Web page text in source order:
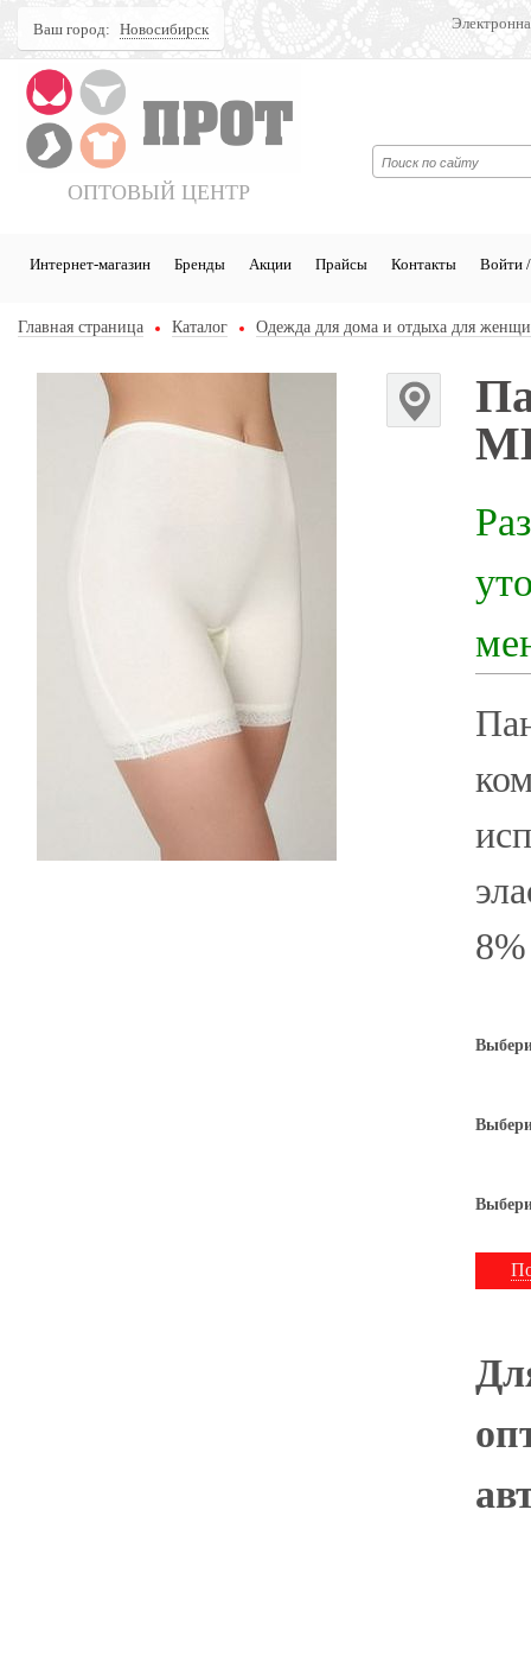
Ваш город: Новосибирск
ОПТОВЫЙ ЦЕНТР
Интернет-магазин Бренды Акции Прайсы Контакты Войти /
Главная страница Каталог Одежда для дома и отдыха для
8%